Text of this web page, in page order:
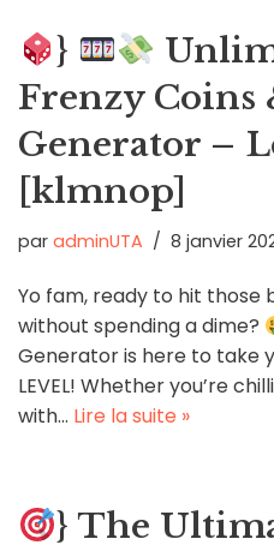
}
Frenzy Coins
Generator –
[klmnop]
par adminUTA 8 janvier
Yo fam, ready to hit those
without spending a dime?
Generator is here to take
LEVEL! Whether you’re
with… Lire la suite »
} The